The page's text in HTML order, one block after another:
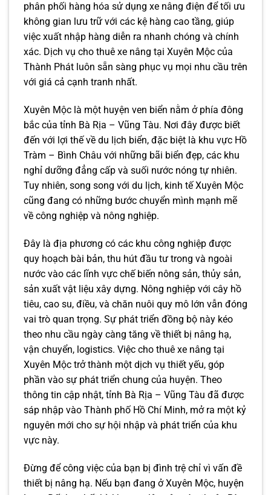
phân phối hàng hóa sử dụng xe nâng điện để tối ưu
không gian lưu trữ với các kệ hàng cao tầng, giúp
việc xuất nhập hàng diễn ra nhanh chóng và chính
xác. Dịch vụ cho thuê xe nâng tại Xuyên Mộc của
Thành Phát luôn sẵn sàng phục vụ mọi nhu cầu trên
với giá cả cạnh tranh nhất.
Xuyên Mộc là một huyện ven biển nằm ở phía đông
bắc của tỉnh Bà Rịa – Vũng Tàu. Nơi đây được biết
đến với lợi thế về du lịch biển, đặc biệt là khu vực Hồ
Tràm – Bình Châu với những bãi biển đẹp, các khu
nghỉ dưỡng đẳng cấp và suối nước nóng tự nhiên.
Tuy nhiên, song song với du lịch, kinh tế Xuyên Mộc
cũng đang có những bước chuyển mình mạnh mẽ
về công nghiệp và nông nghiệp.
Đây là địa phương có các khu công nghiệp được
quy hoạch bài bản, thu hút đầu tư trong và ngoài
nước vào các lĩnh vực chế biến nông sản, thủy sản,
sản xuất vật liệu xây dựng. Nông nghiệp với cây hồ
tiêu, cao su, điều, và chăn nuôi quy mô lớn vẫn đóng
vai trò quan trọng. Sự phát triển đồng bộ này kéo
theo nhu cầu ngày càng tăng về thiết bị nâng hạ,
vận chuyển, logistics. Việc cho thuê xe nâng tại
Xuyên Mộc trở thành một dịch vụ thiết yếu, góp
phần vào sự phát triển chung của huyện. Theo
thông tin cập nhật, tỉnh Bà Rịa – Vũng Tàu đã được
sáp nhập vào Thành phố Hồ Chí Minh, mở ra một kỷ
nguyên mới cho sự hội nhập và phát triển của khu
vực này.
Đừng để công việc của bạn bị đình trệ chỉ vì vấn đề
thiết bị nâng hạ. Nếu bạn đang ở Xuyên Mộc, huyện